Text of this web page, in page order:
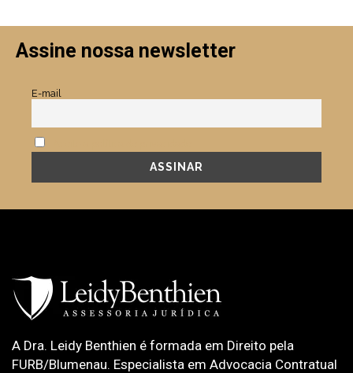
Assine nossa newsletter
E-mail
A Dra. Leidy Benthien é formada em Direito pela
FURB/Blumenau. Especialista em Advocacia Contratual